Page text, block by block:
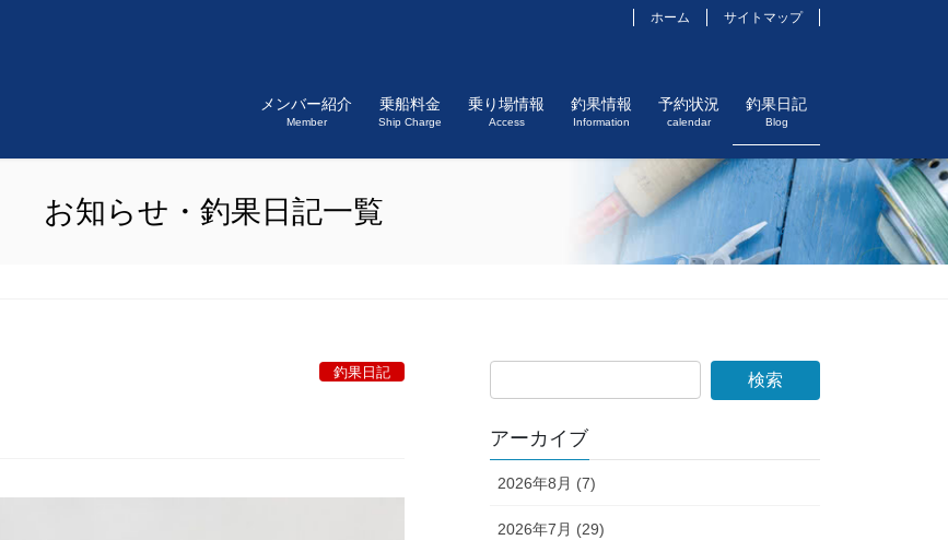
ホーム サイトマップ
メンバー紹介
Member
乗船料金
Ship Charge
乗り場情報
Access
釣果情報
Information
予約状況
calendar
釣果日記
Blog
お知らせ・釣果日記一覧
釣果日記
アーカイブ
2026年8月 (7)
2026年7月 (29)